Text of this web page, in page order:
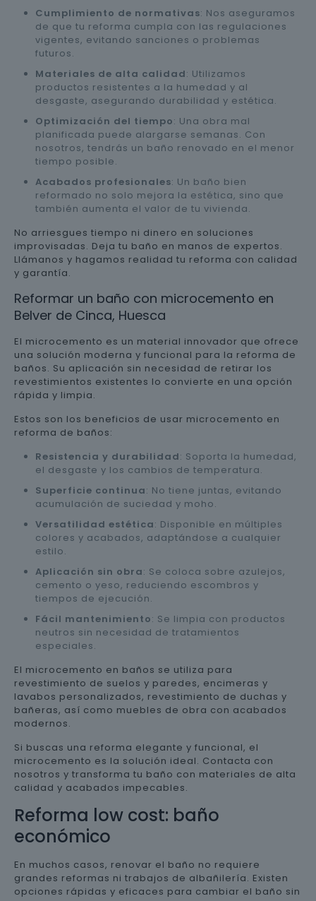
Cumplimiento de normativas: Nos aseguramos
de que tu reforma cumpla con las regulaciones
vigentes, evitando sanciones o problemas
futuros.
Materiales de alta calidad: Utilizamos
productos resistentes a la humedad y al
desgaste, asegurando durabilidad y estética.
Optimización del tiempo: Una obra mal
planificada puede alargarse semanas. Con
nosotros, tendrás un baño renovado en el menor
tiempo posible.
Acabados profesionales: Un baño bien
reformado no solo mejora la estética, sino que
también aumenta el valor de tu vivienda.
No arriesgues tiempo ni dinero en soluciones
improvisadas. Deja tu baño en manos de expertos.
Llámanos y hagamos realidad tu reforma con calidad
y garantía.
Reformar un baño con microcemento en
Belver de Cinca, Huesca
El microcemento es un material innovador que ofrece
una solución moderna y funcional para la reforma de
baños. Su aplicación sin necesidad de retirar los
revestimientos existentes lo convierte en una opción
rápida y limpia.
Estos son los beneficios de usar microcemento en
reforma de baños:
Resistencia y durabilidad: Soporta la humedad,
el desgaste y los cambios de temperatura.
Superficie continua: No tiene juntas, evitando
acumulación de suciedad y moho.
Versatilidad estética: Disponible en múltiples
colores y acabados, adaptándose a cualquier
estilo.
Aplicación sin obra: Se coloca sobre azulejos,
cemento o yeso, reduciendo escombros y
tiempos de ejecución.
Fácil mantenimiento: Se limpia con productos
neutros sin necesidad de tratamientos
especiales.
El microcemento en baños se utiliza para
revestimiento de suelos y paredes, encimeras y
lavabos personalizados, revestimiento de duchas y
bañeras, así como muebles de obra con acabados
modernos.
Si buscas una reforma elegante y funcional, el
microcemento es la solución ideal. Contacta con
nosotros y transforma tu baño con materiales de alta
calidad y acabados impecables.
Reforma low cost: baño
económico
En muchos casos, renovar el baño no requiere
grandes reformas ni trabajos de albañilería. Existen
opciones rápidas y eficaces para cambiar el baño sin